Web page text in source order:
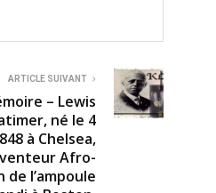
ARTICLE SUIVANT
– Lewis
né le 4
à Chelsea,
Afro-
de l’ampoule